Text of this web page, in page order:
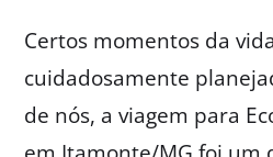
Certos momentos da
cuidadosamente
de nós, a viagem para